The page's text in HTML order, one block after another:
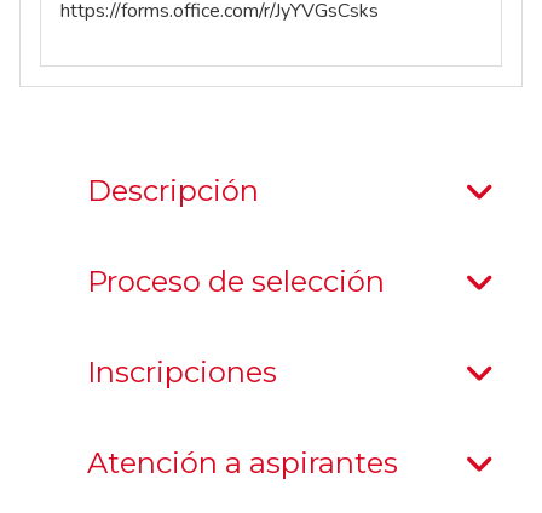
https://forms.office.com/r/JyYVGsCsks
Descripción
Proceso de selección
Inscripciones
Atención a aspirantes